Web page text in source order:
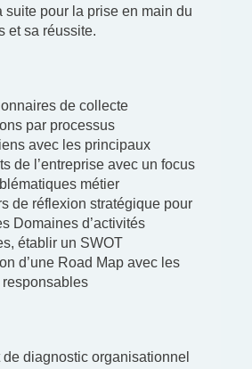
suite pour la prise en main du
et sa réussite.
de collecte
par processus
avec les principaux
de l’entreprise avec un focus
métier
de réflexion stratégique pour
Domaines d’activités
établir un SWOT
d’une Road Map avec les
de diagnostic organisationnel